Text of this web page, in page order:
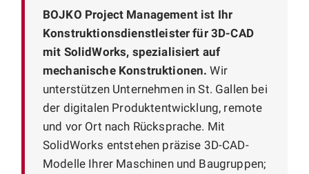
BOJKO Project Management ist Ihr
Konstruktionsdienstleister für 3D-CAD
mit SolidWorks, spezialisiert auf
mechanische Konstruktionen. Wir
unterstützen Unternehmen in St. Gallen bei
der digitalen Produktentwicklung, remote
und vor Ort nach Rücksprache. Mit
SolidWorks entstehen präzise 3D-CAD-
Modelle Ihrer Maschinen und Baugruppen;